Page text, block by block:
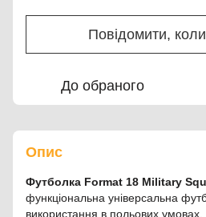
Повідомити,
До обраного
Опис
Футболка Format 18 Military
функціональна універсальна
використання в польових умовах,